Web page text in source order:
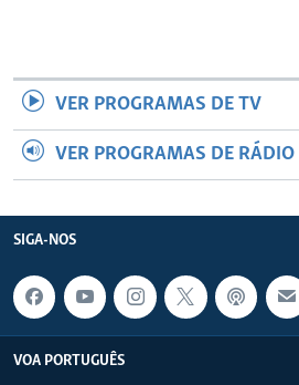
VER PROGRAMAS DE TV
VER PROGRAMAS DE RÁDIO
SIGA-NOS
VOA PORTUGUÊS